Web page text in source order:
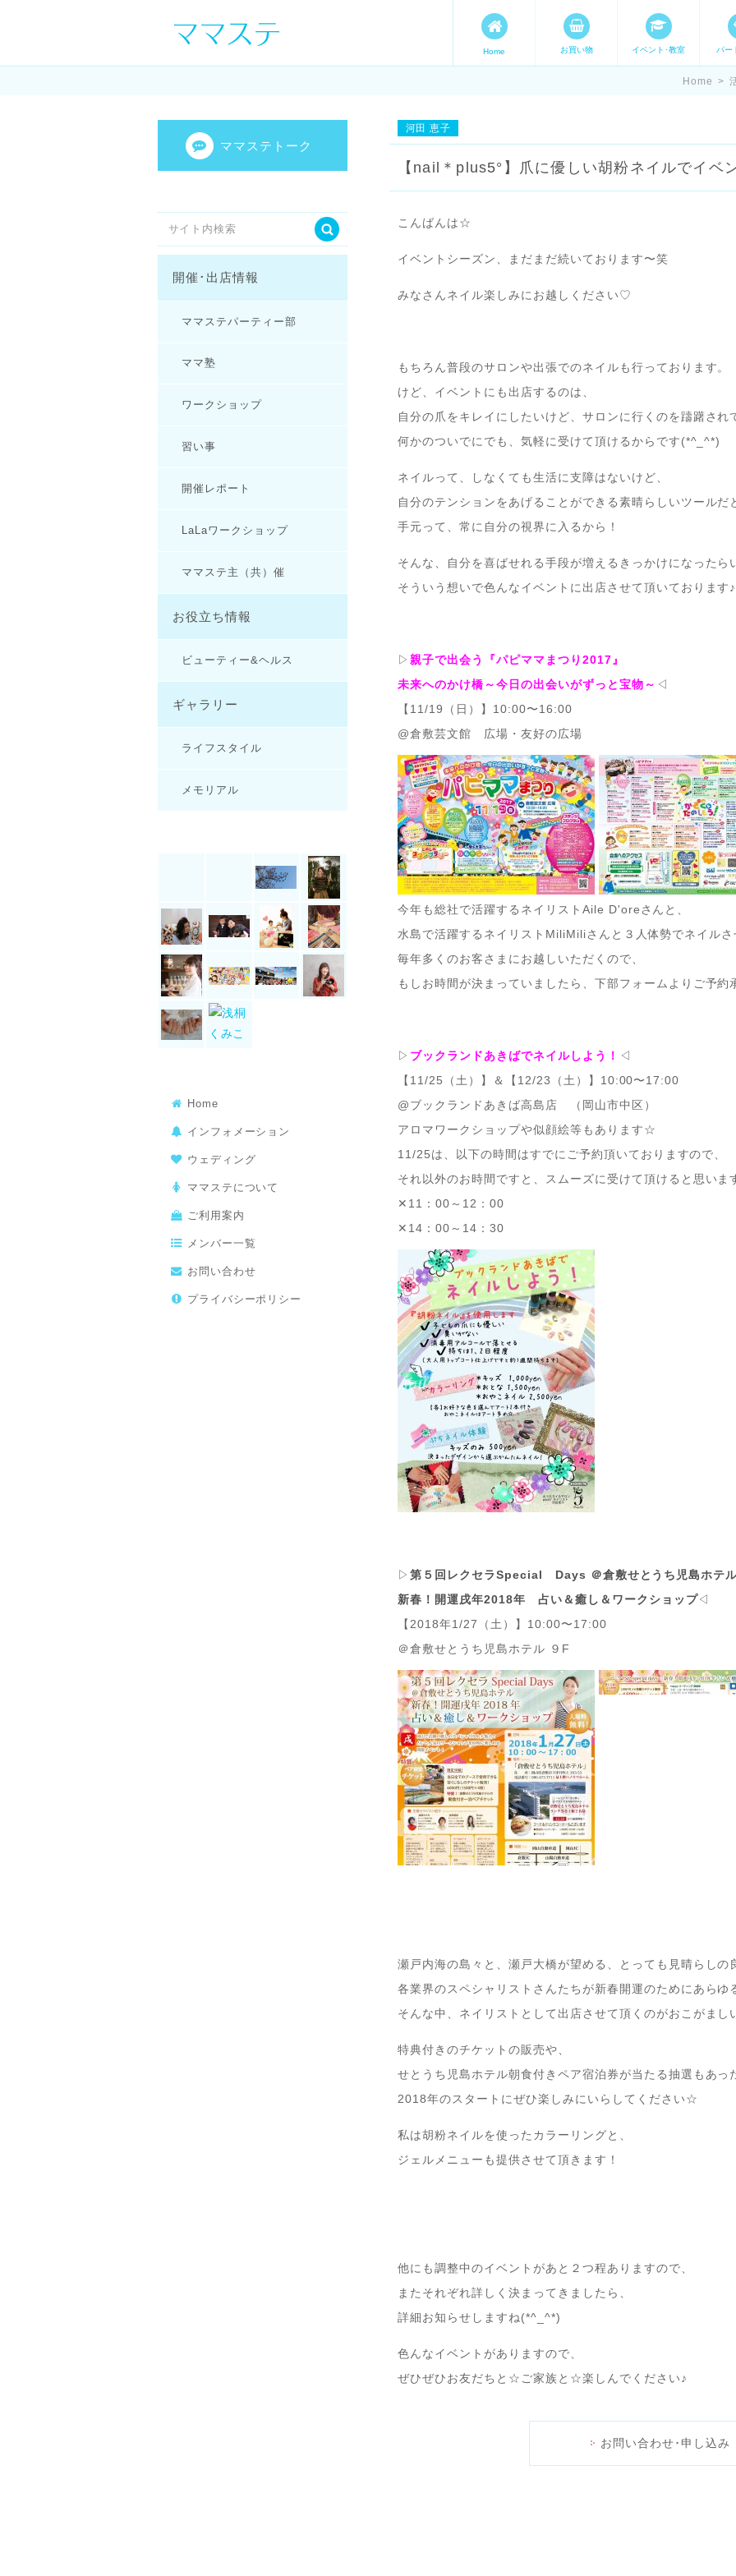
ママの才能発信します。 手づくり表現ステージ
Home お買い物 イベント･教室 パー
Home >
河田 恵子
【nail＊plus5°】爪に優しい胡粉ネイルでイ
こんばんは☆
イベントシーズン、まだまだ続いております〜笑
みなさんネイル楽しみにお越しください♡
もちろん普段のサロンや出張でのネイルも行っております。
けど、イベントにも出店するのは、
自分の爪をキレイにしたいけど、サロンに行くのを躊躇され
何かのついでにでも、気軽に受けて頂けるからです(*^_^*)
ネイルって、しなくても生活に支障はないけど、
自分のテンションをあげることができる素晴らしいツールだ
手元って、常に自分の視界に入るから！
そんな、自分を喜ばせれる手段が増えるきっかけになったら
そういう想いで色んなイベントに出店させて頂いております♪
▷ 親子で出会う『パピママまつり2017』
未来へのかけ橋～今日の出会いがずっと宝物～ ◁
【11/19（日）】10:00〜16:00
@倉敷芸文館 広場・友好の広場
今年も総社で活躍するネイリストAile D'oreさんと、
水島で活躍するネイリストMiliMiliさんと３人体勢でネイル
毎年多くのお客さまにお越しいただくので、
もしお時間が決まっていましたら、下部フォームよりご予約
▷ ブックランドあきばでネイルしよう！ ◁
【11/25（土）】＆【12/23（土）】10:00〜17:00
@ブックランドあきば高島店 （岡山市中区）
アロマワークショップや似顔絵等もあります☆
11/25は、以下の時間はすでにご予約頂いておりますので、
それ以外のお時間ですと、スムーズに受けて頂けると思いま
✕11：00～12：00
✕14：00～14：30
▷ 第５回レクセラSpecial Days ＠倉敷せとうち児島ホテ
新春！開運戌年2018年 占い＆癒し＆ワークショップ◁
【2018年1/27（土）】10:00〜17:00
＠倉敷せとうち児島ホテル ９F
瀬戸内海の島々と、瀬戸大橋が望める、とっても見晴らしの
各業界のスペシャリストさんたちが新春開運のためにあらゆ
そんな中、ネイリストとして出店させて頂くのがおこがま
特典付きのチケットの販売や、
せとうち児島ホテル朝食付きペア宿泊券が当たる抽選もあっ
2018年のスタートにぜひ楽しみにいらしてください☆
私は胡粉ネイルを使ったカラーリングと、
ジェルメニューも提供させて頂きます！
他にも調整中のイベントがあと２つ程ありますので、
またそれぞれ詳しく決まってきましたら、
詳細お知らせしますね(*^_^*)
色んなイベントがありますので、
ぜひぜひお友だちと☆ご家族と☆楽しんでください♪
お問い合わせ･申し込み
ママステトーク
開催･出店情報
ママステパーティー部
ママ塾
ワークショップ
習い事
開催レポート
LaLaワークショップ
ママステ主（共）催
お役立ち情報
ビューティー&ヘルス
ギャラリー
ライフスタイル
メモリアル
Home
インフォメーション
ウェディング
ママステについて
ご利用案内
メンバー一覧
お問い合わせ
プライバシーポリシー